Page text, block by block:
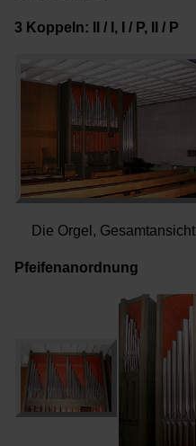
3 Koppeln: II / I, I / P, II / P
Die Orgel, Gesamtansicht
Pfeifenanordnung